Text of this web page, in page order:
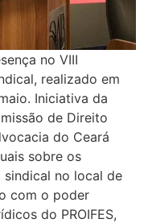
no VIII
realizado em
Iniciativa da
de Direito
do Ceará
sobre os
sindical no local de
com o poder
do PROIFES,